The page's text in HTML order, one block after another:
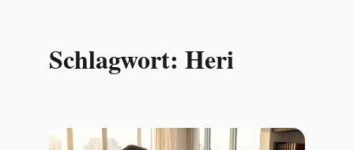
Schlagwort: Heri